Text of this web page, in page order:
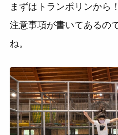
まずはトランポリンから！
注意事項が書いてあるの
ね。